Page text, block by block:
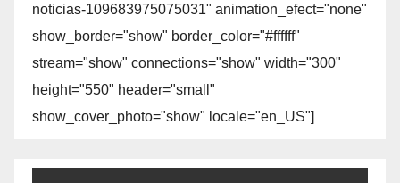
noticias-109683975075031" animation_efect="none"
show_border="show" border_color="#ffffff"
stream="show" connections="show" width="300"
height="550" header="small"
show_cover_photo="show" locale="en_US"]